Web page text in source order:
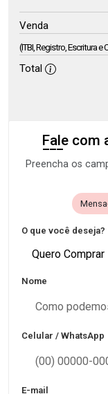
Venda
(ITBI, Registro, Escritura e
Total
Fale com
Preencha os
O que você deseja?
Quero Comprar
Nome
Celular / WhatsApp
E-mail